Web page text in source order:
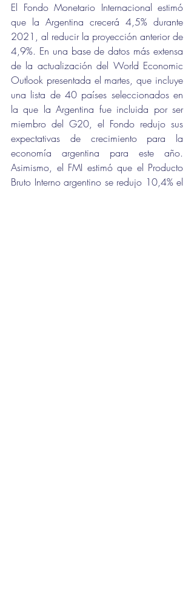
El Fondo Monetario Internacional estimó
que la Argentina crecerá 4,5% durante
2021, al reducir la proyección anterior de
4,9%. En una base de datos más extensa
de la actualización del World Economic
Outlook presentada el martes, que incluye
una lista de 40 países seleccionados en
la que la Argentina fue incluida por ser
miembro del G20, el Fondo redujo sus
expectativas de crecimiento para la
economía argentina para este año.
Asimismo, el FMI estimó que el Producto
Bruto Interno argentino se redujo 10,4% el